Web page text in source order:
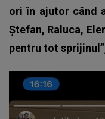
ori în ajutor când
Ștefan, Raluca,
pentru tot